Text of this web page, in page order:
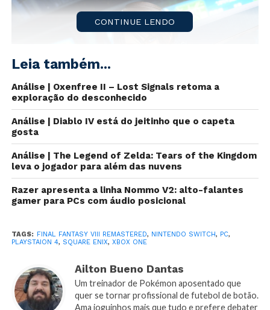
Um anúncio feito no site daPlay Asiapode ter
confirmado a existência da versão física de
Fantasy VIII Remaster. O jogo terá lançamento para
todas as plataformas atuais,PlayStation 4
Final Fantasy VIII Remasterfoi anunciado durante a
de surpresa. Ainda não há uma data de lançamento, só
se sabe que seu lançamento acontecerá até ofinal de
2019.
CONTINUE LENDO
Leia também...
Análise | Oxenfree II – Lost Signals retoma a
exploração do desconhecido
Análise | Diablo IV está do jeitinho que o capeta
gosta
Análise | The Legend of Zelda: Tears of the Kingdom
leva o jogador para além das nuvens
Razer apresenta a linha Nommo V2: alto-falantes
gamer para PCs com áudio posicional
TAGS: FINAL FANTASY VIII REMASTERED, NINTENDO SWITCH, PC,
PLAYSTAION 4, SQUARE ENIX, XBOX ONE
Ailton Bueno Dantas
Um treinador de Pokémon aposentado que
quer se tornar profissional de futebol de botão.
Ama joguinhos mais que tudo e prefere debater